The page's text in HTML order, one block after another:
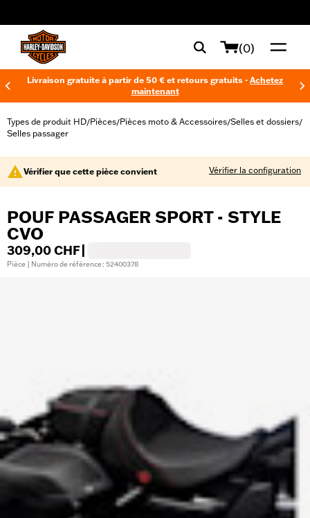
(0)
Livraison gratuite à partir de 50 € et retours gratuits - Achetez
maintenant
Types de produit HD/Pièces/Pièces moto & Accessoires/Selles et dossiers/
Selles passager
Vérifier que cette pièce convient Vérifier la configuration
POUF PASSAGER SPORT - STYLE
CVO
309,00 CHF
Pièce | Numéro de référence : 52400378